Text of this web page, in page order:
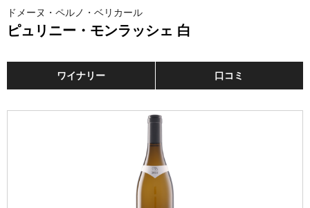
ドメーヌ・ペルノ・ベリカール
ピュリニー・モンラッシェ 白
ワイナリー 口コミ